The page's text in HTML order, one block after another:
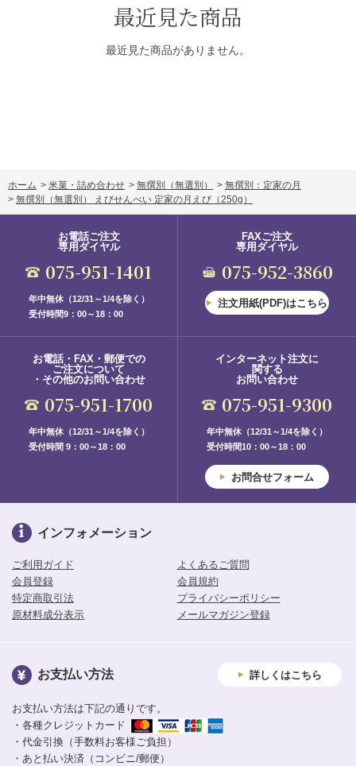
最近見た商品
最近見た商品がありません。
ホーム > 米菓・詰め合わせ > 無撰別（無選別） > 無撰別：定家の月
> 無撰別（無選別） えびせんべい 定家の月えび （250g）
お電話ご注文
専用ダイヤル
075-951-1401
年中無休（12/31～1/4を除く）
受付時間9：00～18：00
FAXご注文
専用ダイヤル
075-952-3860
注文用紙(PDF)はこちら
お電話・FAX・郵便での
ご注文について
・その他のお問い合わせ
075-951-1700
年中無休（12/31～1/4を除く）
受付時間 9：00～18：00
インターネット注文に
関する
お問い合わせ
075-951-9300
年中無休（12/31～1/4を除く）
受付時間10：00～18：00
お問合せフォーム
インフォメーション
ご利用ガイド
よくあるご質問
会員登録
会員規約
特定商取引法
プライバシーポリシー
原材料成分表示
メールマガジン登録
お支払い方法 詳しくはこちら
お支払い方法は下記の通りです。
・各種クレジットカード
・代金引換（手数料お客様ご負担）
・あと払い決済（コンビニ/郵便）